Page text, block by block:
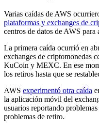
Varias caídas de AWS
plataformas y exchanges de
centros de datos de AWS para
La primera caída ocurrió en
exchanges de criptomonedas
KuCoin y MEXC. En ese
los retiros hasta que se
AWS experimentó otra caída
la aplicación móvil del
usuarios reportando
problemas de retiro.